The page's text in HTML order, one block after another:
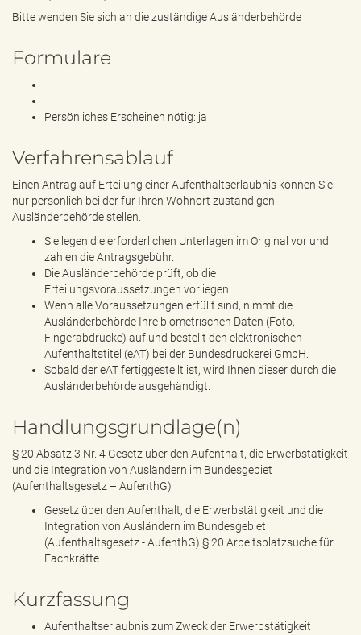
Bitte wenden Sie sich an die zuständige Ausländerbehörde .
Formulare
Persönliches Erscheinen nötig: ja
Verfahrensablauf
Einen Antrag auf Erteilung einer Aufenthaltserlaubnis können Sie
nur persönlich bei der für Ihren Wohnort zuständigen
Ausländerbehörde stellen.
Sie legen die erforderlichen Unterlagen im Original vor und
zahlen die Antragsgebühr.
Die Ausländerbehörde prüft, ob die
Erteilungsvoraussetzungen vorliegen.
Wenn alle Voraussetzungen erfüllt sind, nimmt die
Ausländerbehörde Ihre biometrischen Daten (Foto,
Fingerabdrücke) auf und bestellt den elektronischen
Aufenthaltstitel (eAT) bei der Bundesdruckerei GmbH.
Sobald der eAT fertiggestellt ist, wird Ihnen dieser durch die
Ausländerbehörde ausgehändigt.
Handlungsgrundlage(n)
§ 20 Absatz 3 Nr. 4 Gesetz über den Aufenthalt, die Erwerbstätigkeit
und die Integration von Ausländern im Bundesgebiet
(Aufenthaltsgesetz – AufenthG)
Gesetz über den Aufenthalt, die Erwerbstätigkeit und die
Integration von Ausländern im Bundesgebiet
(Aufenthaltsgesetz - AufenthG) § 20 Arbeitsplatzsuche für
Fachkräfte
Kurzfassung
Aufenthaltserlaubnis zum Zweck der Erwerbstätigkeit